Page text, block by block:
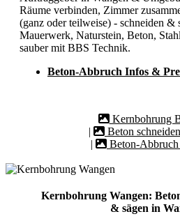
Räume verbinden, Zimmer
(ganz oder teilweise) - schneiden &
Mauerwerk, Naturstein, Beton,
sauber mit BBS Technik.
Beton-Abbruch Infos &
Kernbohrung
|
Beton
|
Beton-
Kernbohrung Wangen:
& sägen in